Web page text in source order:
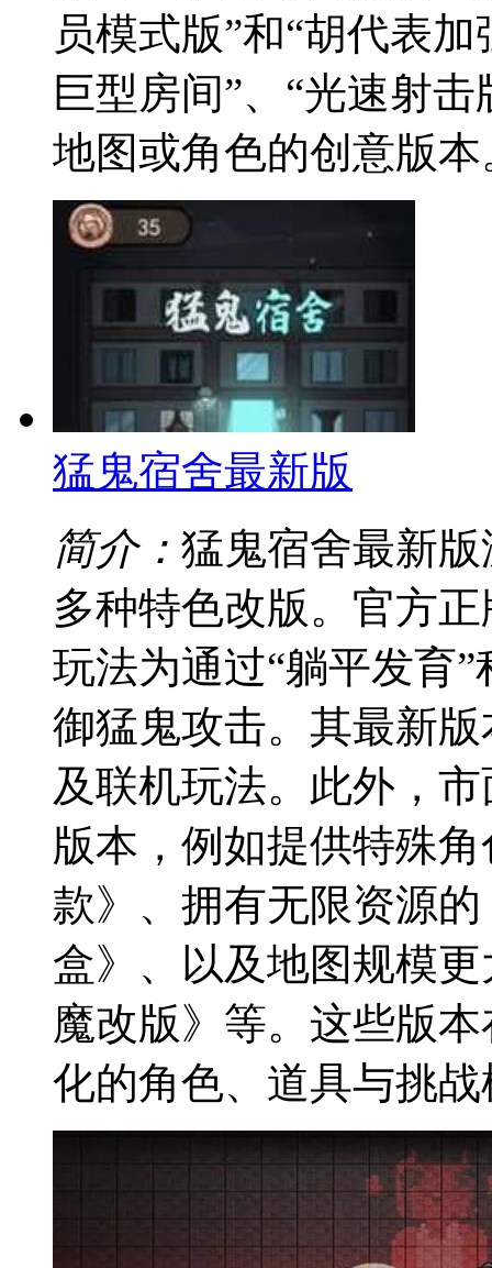
员模式版”和“胡代表
巨型房间”、“光速射
地图或角色的创意版本
猛鬼宿舍最新版
简介： 猛鬼宿舍最新
多种特色改版。官方
玩法为通过“躺平发育
御猛鬼攻击。其最新
及联机玩法。此外，
版本，例如提供特殊
款》、拥有无限资源
盒》、以及地图规模
魔改版》等。这些版
化的角色、道具与挑